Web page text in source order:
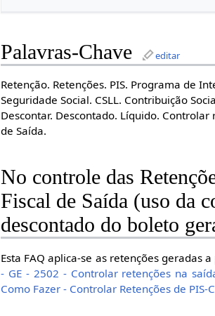
Palavras-Chave editar
Retenção. Retenções. PIS. Programa de
Seguridade Social. CSLL. Contribuição
Descontar. Descontado. Líquido.
de Saída.
No controle das
Fiscal de Saída (uso da
descontado do boleto
Esta FAQ aplica-se as retenções geradas
- GE - 2502 - Controlar retenções na
Como Fazer - Controlar Retenções de PIS-